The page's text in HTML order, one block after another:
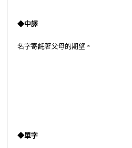
◆中譯
名字寄託著父母的期望。
◆單字